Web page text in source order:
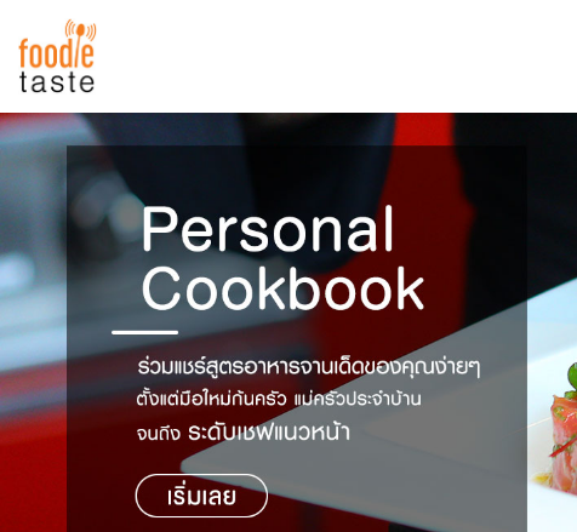
สูตรอาหาร
สูตรอาหารล่าสุด
Top Foodie
พาไปชิม
สารพันก้นครัว
เคล็ดลับน่ารู้
เปรียบเทียบหน่วยการตวง
เปรียบเทียบอุณหภูมิ
เปรียบเทียบน้ำหนักวัตถุดิบ
FoodPedia
สร้าง Cookbook